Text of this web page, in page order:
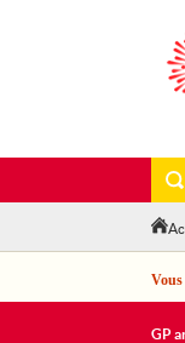
Vous
GP